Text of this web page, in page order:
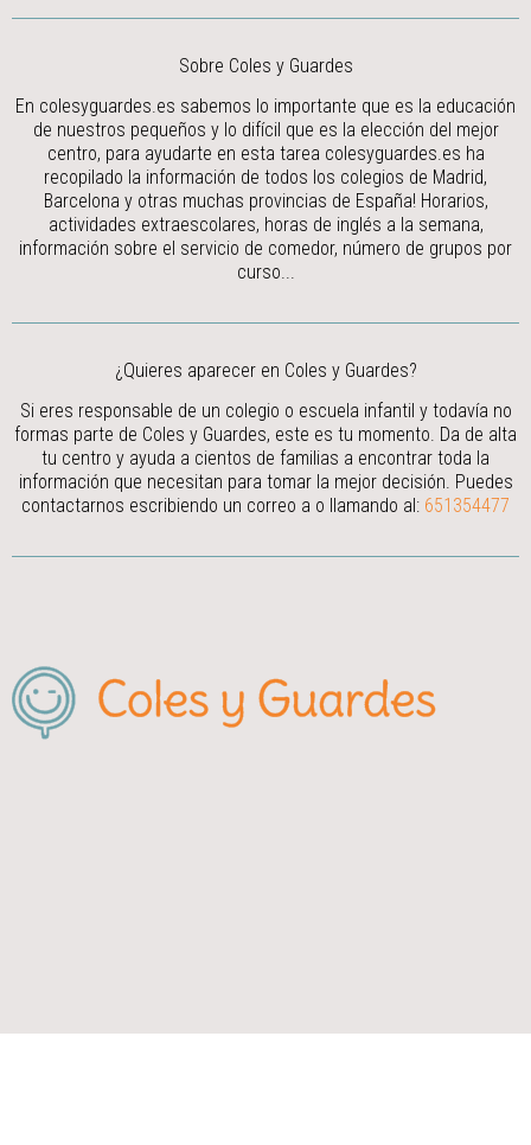
Sobre Coles y Guardes
En colesyguardes.es sabemos lo importante que es la educación
de nuestros pequeños y lo difícil que es la elección del mejor
centro, para ayudarte en esta tarea colesyguardes.es ha
recopilado la información de todos los colegios de Madrid,
Barcelona y otras muchas provincias de España! Horarios,
actividades extraescolares, horas de inglés a la semana,
información sobre el servicio de comedor, número de grupos por
curso...
¿Quieres aparecer en Coles y Guardes?
Si eres responsable de un colegio o escuela infantil y todavía no
formas parte de Coles y Guardes, este es tu momento. Da de alta
tu centro y ayuda a cientos de familias a encontrar toda la
información que necesitan para tomar la mejor decisión. Puedes
contactarnos escribiendo un correo a o llamando al: 651354477